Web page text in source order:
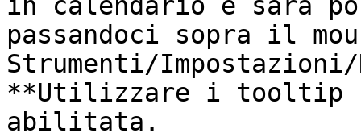
passandoci sopra il
Strumenti/
**Utilizzare i tooltip
abilitata.